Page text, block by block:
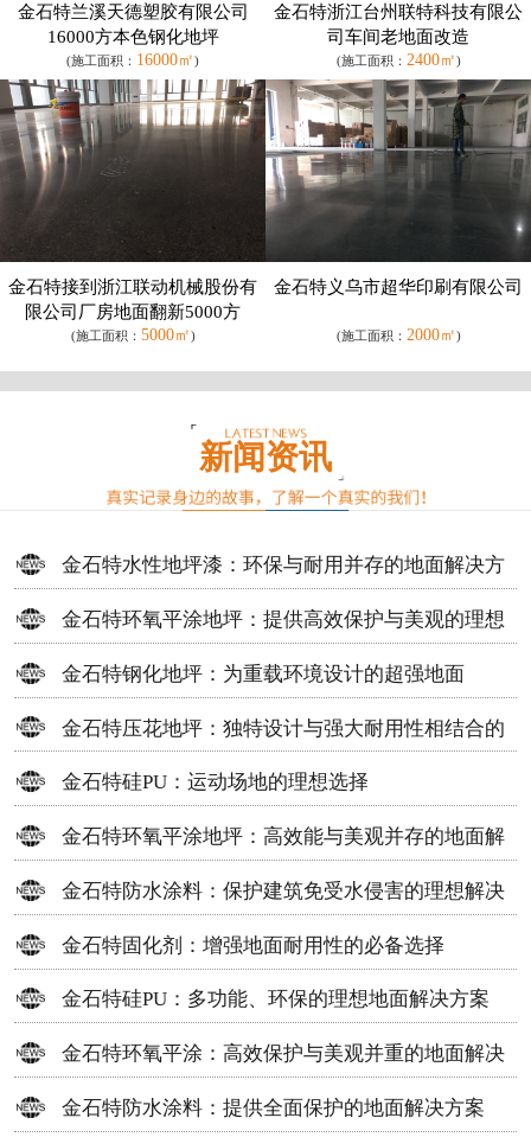
金石特兰溪天德塑胶有限公司
16000方本色钢化地坪
(施工面积： 16000㎡)
金石特浙江台州联特科技有限公
司车间老地面改造
(施工面积： 2400㎡)
金石特接到浙江联动机械股份有
限公司厂房地面翻新5000方
(施工面积： 5000㎡)
金石特义乌市超华印刷有限公司
(施工面积： 2000㎡)
新闻资讯
金石特水性地坪漆：环保与耐用并存的地面解决方
案
金石特环氧平涂地坪：提供高效保护与美观的理想
选择
金石特钢化地坪：为重载环境设计的超强地面
金石特压花地坪：独特设计与强大耐用性相结合的
地面材料
金石特硅PU：运动场地的理想选择
金石特环氧平涂地坪：高效能与美观并存的地面解
决方案
金石特防水涂料：保护建筑免受水侵害的理想解决
方案
金石特固化剂：增强地面耐用性的必备选择
金石特硅PU：多功能、环保的理想地面解决方案
金石特环氧平涂：高效保护与美观并重的地面解决
方案
金石特防水涂料：提供全面保护的地面解决方案